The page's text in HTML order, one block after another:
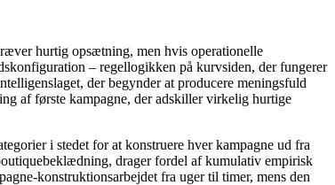
hurtig opsætning, men hvis operationelle
– regellogikken på kurvsiden, der fungerer
der begynder at producere meningsfuld
af første kampagne, der adskiller virkelig hurtige
i stedet for at konstruere hver kampagne ud fra
drager fordel af kumulativ empirisk
konstruktionsarbejdet fra uger til timer, mens den